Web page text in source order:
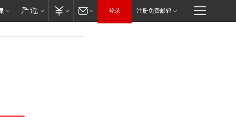
登录 注册免费邮箱